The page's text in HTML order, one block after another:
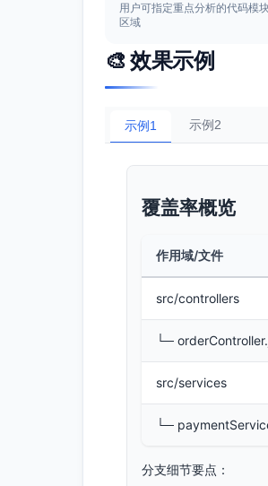
用户可指定重点分析的代码模
区域
🎨 效果示例
示例1 示例2
覆盖率概览
作用域/文件
src/controllers
└─
src/services
└─
分支细节要点：